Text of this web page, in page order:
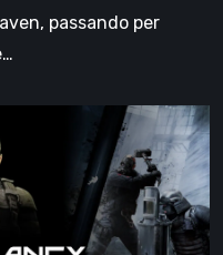
passando per